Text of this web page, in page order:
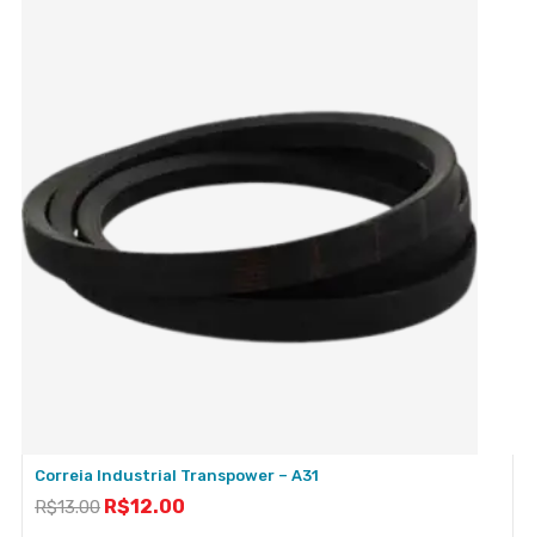
Correia Industrial Transpower – A31
R$13.00 R$12.00